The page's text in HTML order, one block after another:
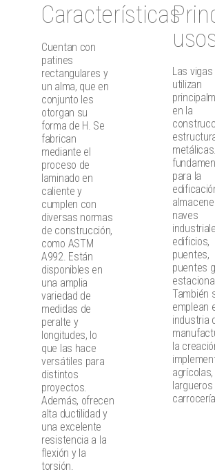
Características
Cuentan con
patines
rectangulares y
un alma, que en
conjunto les
otorgan su
forma de H. Se
fabrican
mediante el
proceso de
laminado en
caliente y
cumplen con
diversas normas
de construcción,
como ASTM
A992. Están
disponibles en
una amplia
variedad de
medidas de
peralte y
longitudes, lo
que las hace
versátiles para
distintos
proyectos.
Además, ofrecen
alta ductilidad y
una excelente
resistencia a la
flexión y la
torsión.
Las vigas
utilizan
en la
para la
naves
edificios,
puentes,
puentes
También
emplean
industria
la
agrícolas,
largueros